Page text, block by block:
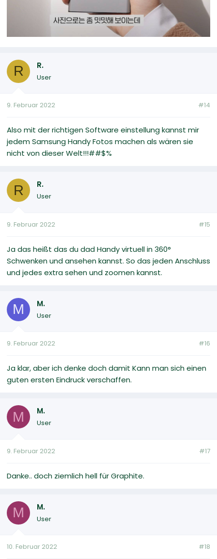
R R.
User
9. Februar 2022 #14
Also mit der richtigen Software einstellung kannst mir
jedem Samsung Handy Fotos machen als wären sie
nicht von dieser Welt!!!##$%
R R.
User
9. Februar 2022 #15
Ja das heißt das du dad Handy virtuell in 360°
Schwenken und ansehen kannst. So das jeden Anschluss
und jedes extra sehen und zoomen kannst.
M M.
User
9. Februar 2022 #16
Ja klar, aber ich denke doch damit Kann man sich einen
guten ersten Eindruck verschaffen.
M M.
User
9. Februar 2022 #17
Danke.. doch ziemlich hell für Graphite.
M M.
User
10. Februar 2022 #18